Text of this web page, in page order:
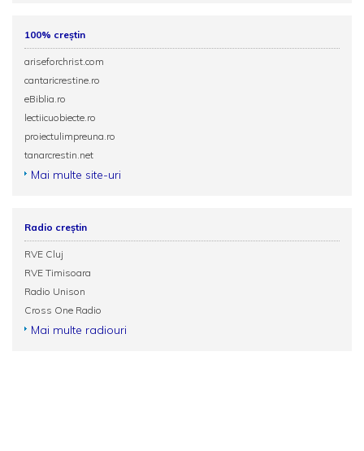
100% creștin
ariseforchrist.com
cantaricrestine.ro
eBiblia.ro
lectiicuobiecte.ro
proiectulimpreuna.ro
tanarcrestin.net
Mai multe site-uri
Radio creștin
RVE Cluj
RVE Timisoara
Radio Unison
Cross One Radio
Mai multe radiouri